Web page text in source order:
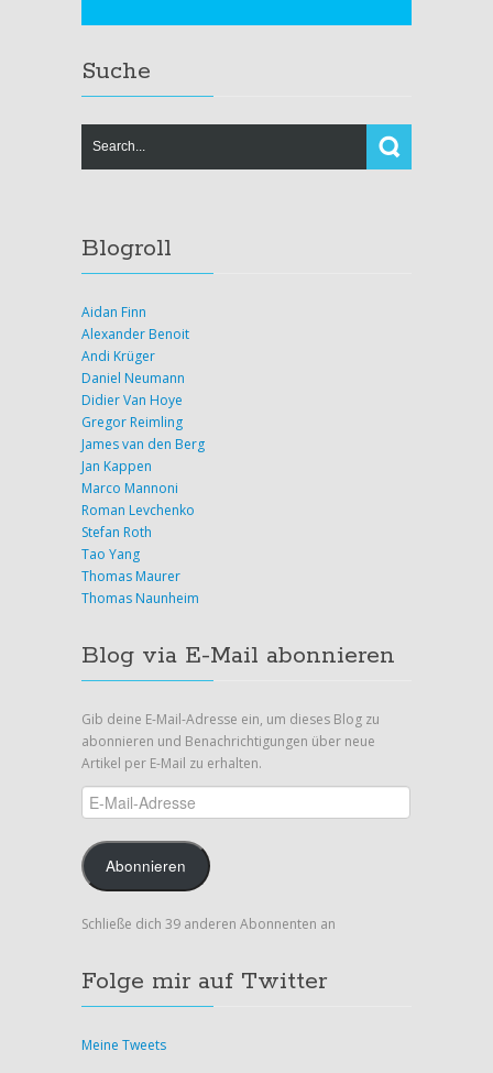
Suche
Blogroll
Aidan Finn
Alexander Benoit
Andi Krüger
Daniel Neumann
Didier Van Hoye
Gregor Reimling
James van den Berg
Jan Kappen
Marco Mannoni
Roman Levchenko
Stefan Roth
Tao Yang
Thomas Maurer
Thomas Naunheim
Blog via E-Mail abonnieren
Gib deine E-Mail-Adresse ein, um dieses Blog zu
abonnieren und Benachrichtigungen über neue
Artikel per E-Mail zu erhalten.
E-
Mail-
Adresse
Abonnieren
Schließe dich 39 anderen Abonnenten an
Folge mir auf Twitter
Meine Tweets